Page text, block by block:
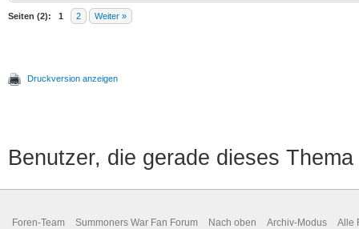
Seiten (2): 1 2 Weiter »
Druckversion anzeigen
Benutzer, die gerade dieses
Foren-Team Summoners War Fan Forum Nach oben Archiv-Modus Alle